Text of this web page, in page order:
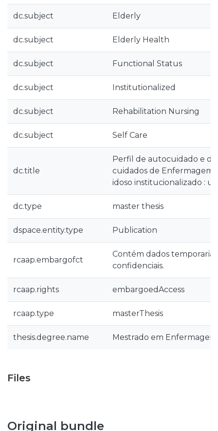
dc.subject Elderly
dc.subject Elderly Health
dc.subject Functional Status
dc.subject Institutionalized
dc.subject Rehabilitation Nursing
dc.subject Self Care
dc.title
Perfil de autocuidado e
cuidados de Enfermagem
idoso institucionalizado :
dc.type master thesis
dspace.entity.type Publication
rcaap.embargofct
Contém dados
confidenciais.
rcaap.rights embargoedAccess
rcaap.type masterThesis
thesis.degree.name Mestrado em
Files
Original bundle